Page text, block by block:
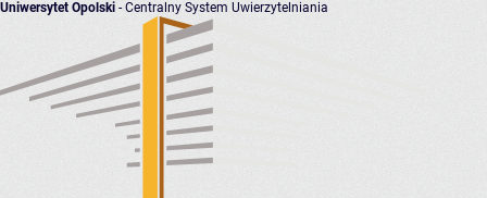
Uniwersytet Opolski - Centralny System Uwierzytelniania